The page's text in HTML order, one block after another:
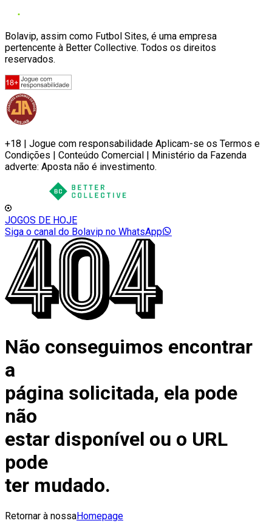
Bolavip, assim como Futbol Sites, é uma empresa
pertencente à Better Collective. Todos os direitos
reservados.
+18 | Jogue com responsabilidade Aplicam-se os Termos e
Condições | Conteúdo Comercial | Ministério da Fazenda
adverte: Aposta não é investimento.
JOGOS DE HOJE
Siga o canal do Bolavip no WhatsApp
Não conseguimos encontrar
a
página solicitada, ela pode
não
estar disponível ou o URL
pode
ter mudado.
Retornar à nossaHomepage